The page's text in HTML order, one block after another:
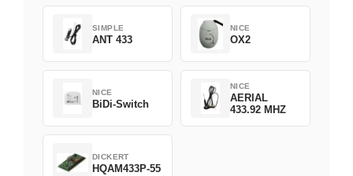
SIMPLE
ANT 433
NICE
OX2
NICE
BiDi-Switch
NICE
AERIAL
433.92 MHZ
DICKERT
HQAM433P-55